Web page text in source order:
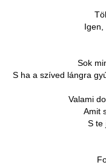
Igen,
Sok
S ha a szíved lángra
Valami
Amit
S te